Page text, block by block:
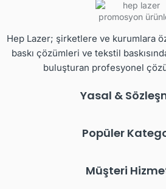
Hep Lazer; şirketlere ve kurumlara
baskı çözümleri ve tekstil
buluşturan profesyonel
Yasal &
Popüler
Müşteri